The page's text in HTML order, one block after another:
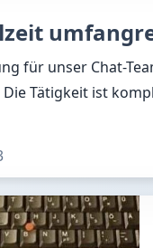
für unser Chat-
Tätigkeit ist